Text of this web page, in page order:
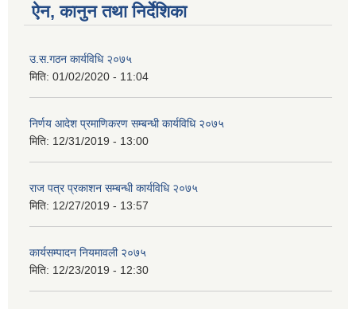
ऐन, कानुन तथा निर्देशिका
उ.स.गठन कार्यविधि २०७५
मिति: 01/02/2020 - 11:04
निर्णय आदेश प्रमाणिकरण सम्बन्धी कार्यविधि २०७५
मिति: 12/31/2019 - 13:00
राज पत्र प्रकाशन सम्बन्धी कार्यविधि २०७५
मिति: 12/27/2019 - 13:57
कार्यसम्पादन नियमावली २०७५
मिति: 12/23/2019 - 12:30